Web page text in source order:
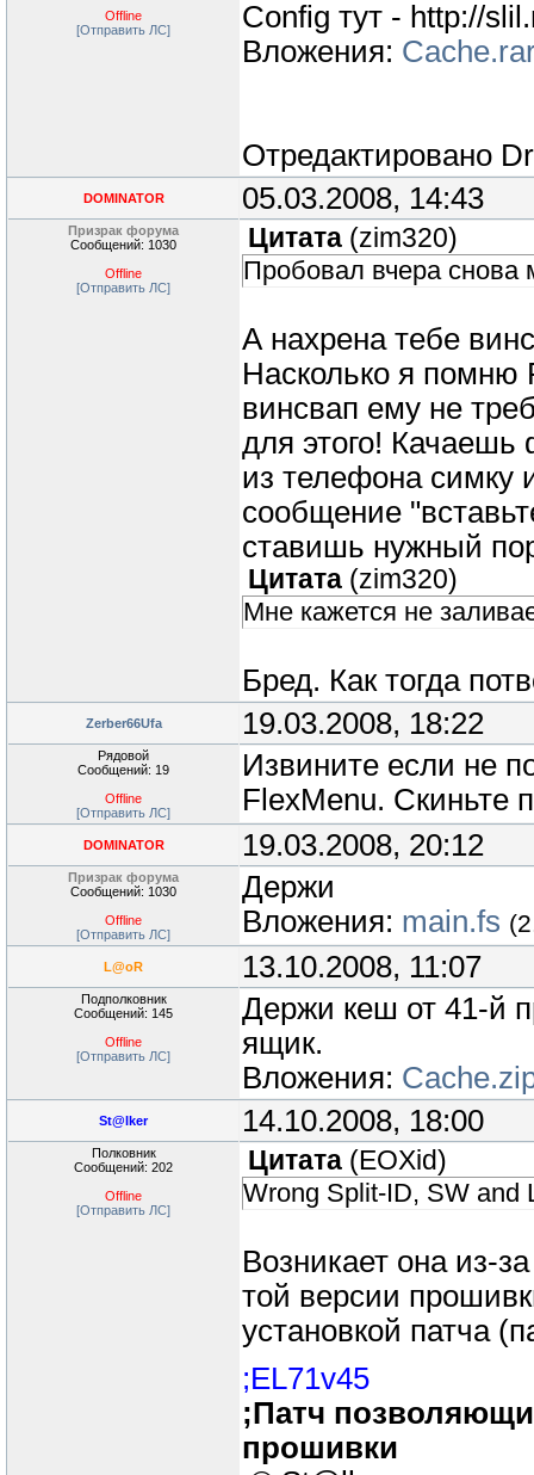
Offline
[Отправить ЛС]
Config тут - http://
Вложения:
Отредактировано
DOMINATOR 05.03.2008, 14:43
Призрак форума
Сообщений: 1030
Offline
[Отправить ЛС]
Цитата (zim320)
Пробовал вчера снова
А нахрена тебе
Насколько я помню
винсвап ему не
для этого!
из телефона симку
сообщение
ставишь нужный
Цитата (zim320)
Мне кажется не
Бред. Как тогда
Zerber66Ufa 19.03.2008, 18:22
Рядовой
Сообщений: 19
Offline
[Отправить ЛС]
Извините если не
FlexMenu. Скиньте
DOMINATOR 19.03.2008, 20:12
Призрак форума
Сообщений: 1030
Offline
[Отправить ЛС]
Держи
Вложения: main.fs
L@oR 13.10.2008, 11:07
Подполковник
Сообщений: 145
Offline
[Отправить ЛС]
Держи кеш от 41-й
ящик.
Вложения:
St@lker 14.10.2008, 18:00
Полковник
Сообщений: 202
Offline
[Отправить ЛС]
Цитата ( EOXid)
Wrong Split-ID, SW and
Возникает она из-
той версии
установкой патча
;EL71v45
;Патч
прошивки